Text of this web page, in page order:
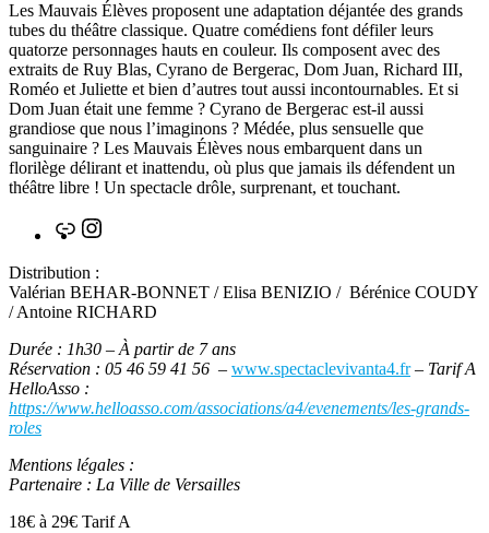
Les Mauvais Élèves proposent une adaptation déjantée des grands
tubes du théâtre classique. Quatre comédiens font défiler leurs
quatorze personnages hauts en couleur. Ils composent avec des
extraits de Ruy Blas, Cyrano de Bergerac, Dom Juan, Richard III,
Roméo et Juliette et bien d’autres tout aussi incontournables. Et si
Dom Juan était une femme ? Cyrano de Bergerac est-il aussi
grandiose que nous l’imaginons ? Médée, plus sensuelle que
sanguinaire ? Les Mauvais Élèves nous embarquent dans un
florilège délirant et inattendu, où plus que jamais ils défendent un
théâtre libre ! Un spectacle drôle, surprenant, et touchant.
Lien
Distribution :
Valérian BEHAR-BONNET / Elisa BENIZIO / Bérénice COUDY
/ Antoine RICHARD
Durée : 1h30 – À partir de 7 ans
Réservation : 05 46 59 41 56 – www.spectaclevivanta4.fr– Tarif A
HelloAsso :
https://www.helloasso.com/associations/a4/evenements/les-grands-
roles
Mentions légales :
Partenaire : La Ville de Versailles
18€ à 29€ Tarif A